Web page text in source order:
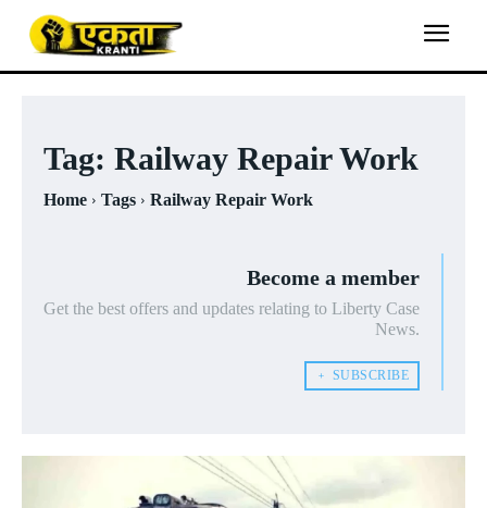
Tag: Railway Repair Work
Home Tags Railway Repair Work
Become a member
Get the best offers and updates relating to Liberty Case
News.
﹢ SUBSCRIBE